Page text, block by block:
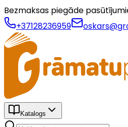
Bezmaksas piegāde
+37128236959
Katalogs